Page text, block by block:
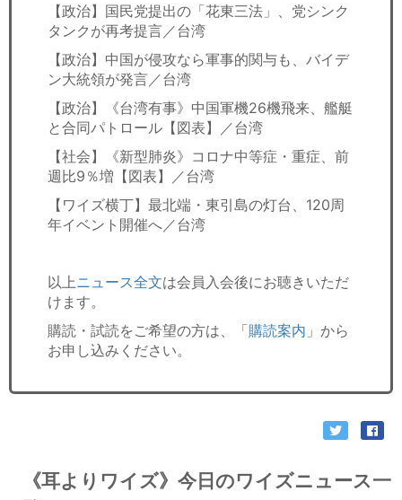
【政治】国民党提出の「花東三法」、党シンク
タンクが再考提言／台湾
【政治】中国が侵攻なら軍事的関与も、バイデ
ン大統領が発言／台湾
【政治】《台湾有事》中国軍機26機飛来、艦艇
と合同パトロール【図表】／台湾
【社会】《新型肺炎》コロナ中等症・重症、前
週比9％増【図表】／台湾
【ワイズ横丁】最北端・東引島の灯台、120周
年イベント開催へ／台湾
以上ニュース全文は会員入会後にお聴きいただ
けます。
購読・試読をご希望の方は、「購読案内 」から
お申し込みください。
《耳よりワイズ》今日のワイズニュース一